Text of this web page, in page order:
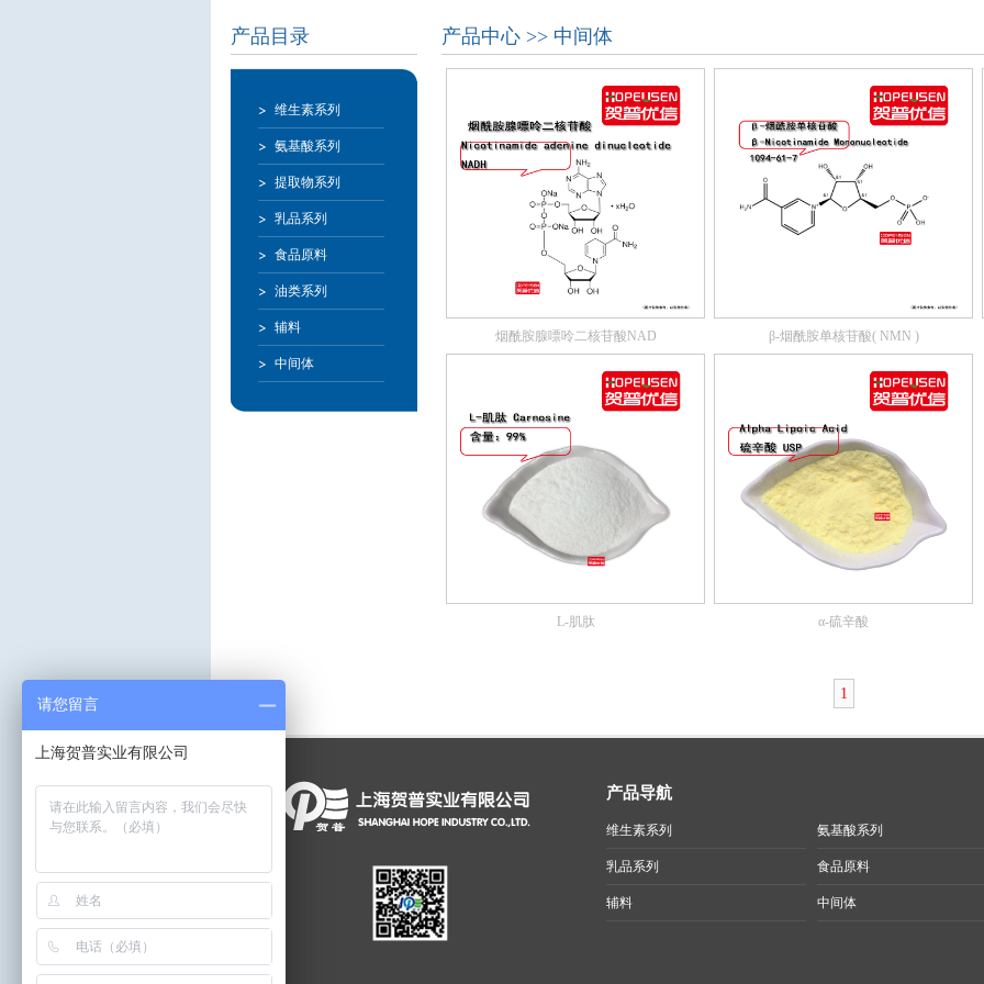
产品目录
维生素系列
氨基酸系列
提取物系列
乳品系列
食品原料
油类系列
辅料
中间体
产品中心 >> 中间体
烟酰胺腺嘌呤二核苷酸NAD β-烟酰胺单核苷酸( NMN )
L-肌肽 α-硫辛酸
1
产品导航
维生素系列 氨基酸系列
乳品系列 食品原料
辅料 中间体
请您留言
上海贺普实业有限公司